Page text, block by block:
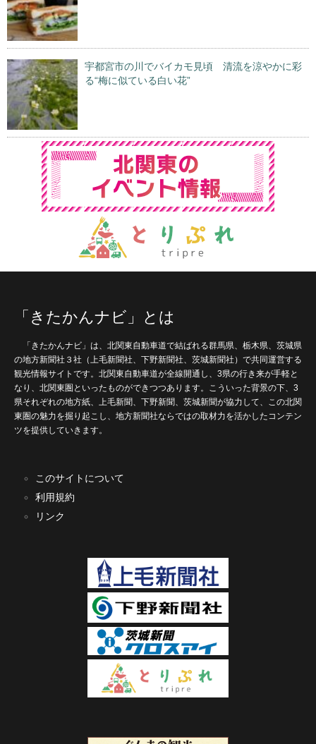
宇都宮市の川でバイカモ見頃 清流を涼やかに彩
る“梅に似ている白い花”
「きたかんナビ」とは
「きたかんナビ」は、北関東自動車道で結ばれる群馬県、栃木県、茨城県
の地方新聞社３社（上毛新聞社、下野新聞社、茨城新聞社）で共同運営する
観光情報サイトです。北関東自動車道が全線開通し、3県の行き来が手軽と
なり、北関東圏といったものができつつあります。こういった背景の下、3
県それぞれの地方紙、上毛新聞、下野新聞、茨城新聞が協力して、この北関
東圏の魅力を掘り起こし、地方新聞社ならではの取材力を活かしたコンテン
ツを提供していきます。
このサイトについて
利用規約
リンク